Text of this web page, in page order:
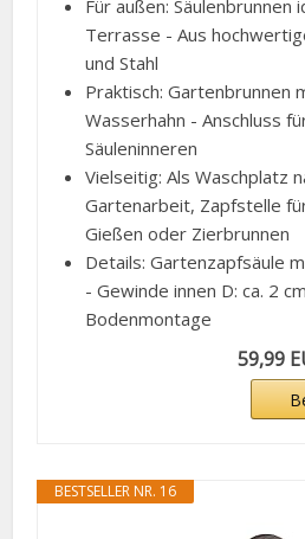
Für außen: Säulenbrunnen
Terrasse - Aus
und Stahl
Praktisch: Gartenbrunnen
Wasserhahn - Anschluss
Säuleninneren
Vielseitig: Als Waschplatz
Gartenarbeit, Zapfstelle
Gießen oder Zierbrunnen
Details: Gartenzapfsäule
- Gewinde innen D: ca. 2
Bodenmontage
59,99
BESTSELLER NR. 16